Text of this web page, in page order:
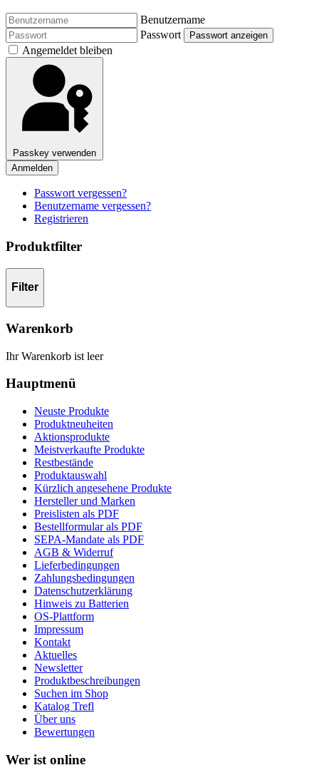
Benutzername
Passwort
Passwort anzeigen
Angemeldet bleiben
Passkey verwenden
Anmelden
Passwort vergessen?
Benutzername vergessen?
Registrieren
Produktfilter
Filter
Warenkorb
Ihr Warenkorb ist leer
Hauptmenü
Neuste Produkte
Produktneuheiten
Aktionsprodukte
Meistverkaufte Produkte
Restbestände
Produktauswahl
Kürzlich angesehene Produkte
Hersteller und Marken
Preislisten als PDF
Bestellformular als PDF
SEPA-Mandate als PDF
AGB & Widerruf
Lieferbedingungen
Zahlungsbedingungen
Datenschutzerklärung
Hinweis zu Batterien
OS-Plattform
Impressum
Kontakt
Aktuelles
Newsletter
Produktbeschreibungen
Suchen im Shop
Katalog Trefl
Über uns
Bewertungen
Wer ist online